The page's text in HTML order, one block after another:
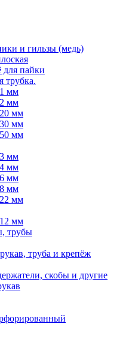
и гильзы (медь)
для пайки
трубка.
мм
мм
мм
мм
мм
мм
мм
мм
мм
мм
мм
трубы
труба и крепёж
скобы и другие